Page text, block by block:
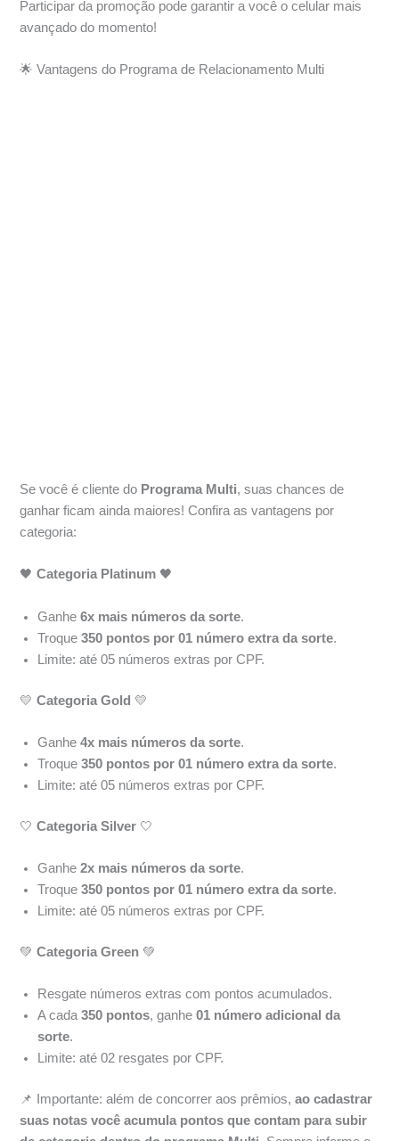
Participar da promoção pode garantir a você o celular mais
avançado do momento!
🌟 Vantagens do Programa de Relacionamento Multi
Se você é cliente do Programa Multi, suas chances de
ganhar ficam ainda maiores! Confira as vantagens por
categoria:
🖤Categoria Platinum 🖤
Ganhe6x mais números da sorte.
Troque350 pontos por 01 número extra da sorte.
Limite: até 05 números extras por CPF.
💛Categoria Gold 💛
Ganhe4x mais números da sorte.
Troque350 pontos por 01 número extra da sorte.
Limite: até 05 números extras por CPF.
🤍Categoria Silver 🤍
Ganhe2x mais números da sorte.
Troque350 pontos por 01 número extra da sorte.
Limite: até 05 números extras por CPF.
💚Categoria Green 💚
Resgate números extras com pontos acumulados.
A cada350 pontos, ganhe01 número adicional da
sorte.
Limite: até 02 resgates por CPF.
📌 Importante: além de concorrer aos prêmios,ao cadastrar
suas notas você acumula pontos que contam para subir